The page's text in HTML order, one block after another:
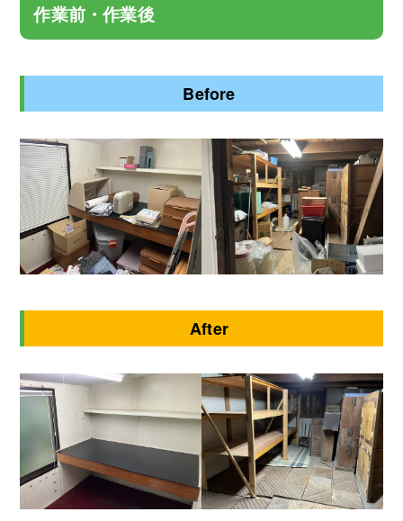
作業前・作業後
Before
After